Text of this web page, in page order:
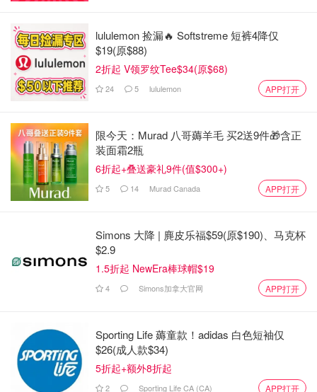
lululemon 捡漏🔥 Softstreme 短裤4降仅
$19(原$88)
2折起 V领罗纹Tee$34(原$68)
24 5 lululemon APP打开
限今天：Murad 八哥薅羊毛 买2送9件🎁含正
装面霜2瓶
6折起+叠送豪礼9件(值$300+)
5 14 Murad Canada APP打开
Simons 大降 | 麂皮乐福$59(原$190)、马克杯
$2.9
1.5折起 NewEra棒球帽$19
4 Simons加拿大官网 APP打开
Sporting Life 薅童款！adidas 白色短袖仅
$26(成人款$34)
5折起+额外8折起
2 Sporting Life CA (CA) APP打开